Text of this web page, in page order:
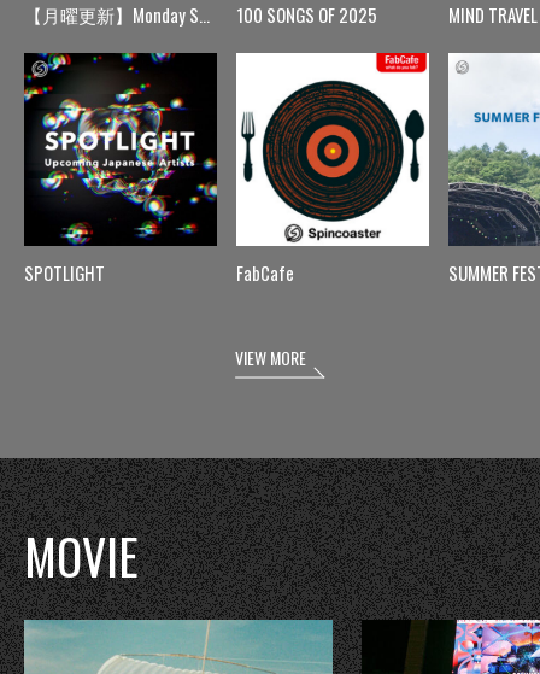
【月曜更新】Monday Spin
SPOTLIGHT
100 SONGS OF 2025
FabCafe
MIND TRAVEL
SUMMER
VIEW MORE
MOVIE